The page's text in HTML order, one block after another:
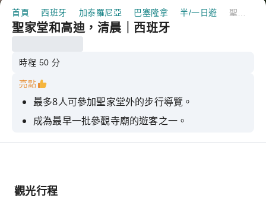
首頁 西班牙 加泰羅尼亞 巴塞隆拿 半/一日遊
聖家堂和高迪，清晨｜西班牙
時程 50 分
亮點
最多8人可參加聖家堂外的步行導覽。
成為最早一批參觀寺廟的遊客之一。
太陽剛升起的時候拍些漂亮的照片
觀光行程